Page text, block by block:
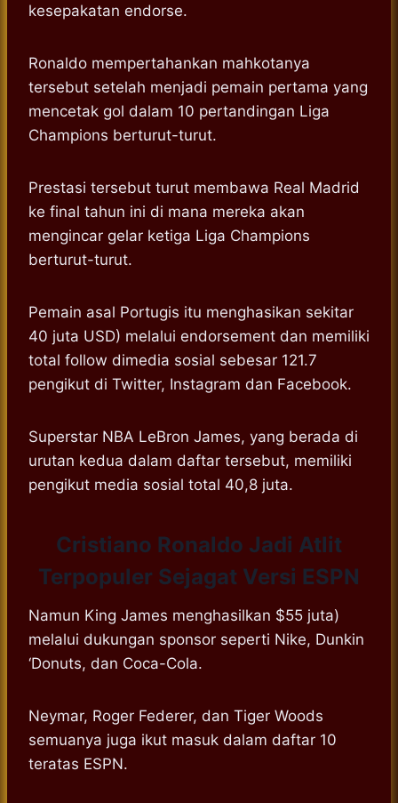
kesepakatan endorse.
Ronaldo mempertahankan mahkotanya
tersebut setelah menjadi pemain pertama yang
mencetak gol dalam 10 pertandingan Liga
Champions berturut-turut.
Prestasi tersebut turut membawa Real Madrid
ke final tahun ini di mana mereka akan
mengincar gelar ketiga Liga Champions
berturut-turut.
Pemain asal Portugis itu menghasikan sekitar
40 juta USD) melalui endorsement dan memiliki
total follow dimedia sosial sebesar 121.7
pengikut di Twitter, Instagram dan Facebook.
Superstar NBA LeBron James, yang berada di
urutan kedua dalam daftar tersebut, memiliki
pengikut media sosial total 40,8 juta.
Cristiano Ronaldo Jadi Atlit
Terpopuler Sejagat Versi ESPN
Namun King James menghasilkan $55 juta)
melalui dukungan sponsor seperti Nike, Dunkin
‘Donuts, dan Coca-Cola.
Neymar, Roger Federer, dan Tiger Woods
semuanya juga ikut masuk dalam daftar 10
teratas ESPN.